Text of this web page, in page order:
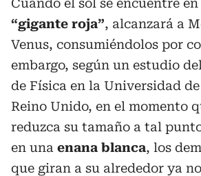
Cuando el sol se encuentre
“gigante roja”, alcanzará a
Venus, consumiéndolos por
embargo, según un estudio
de Física en la Universidad
Reino Unido, en el momento
reduzca su tamaño a tal
en una enana blanca, los
que giran a su alrededor ya